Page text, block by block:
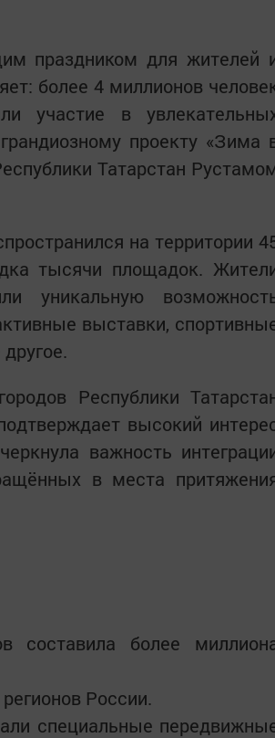
праздником для жителей
более 4 миллионов
участие в
проекту «Зима
Татарстан
на территории
тысячи площадок.
уникальную
выставки,
Республики
высокий
важность
в места
более
России.
специальные